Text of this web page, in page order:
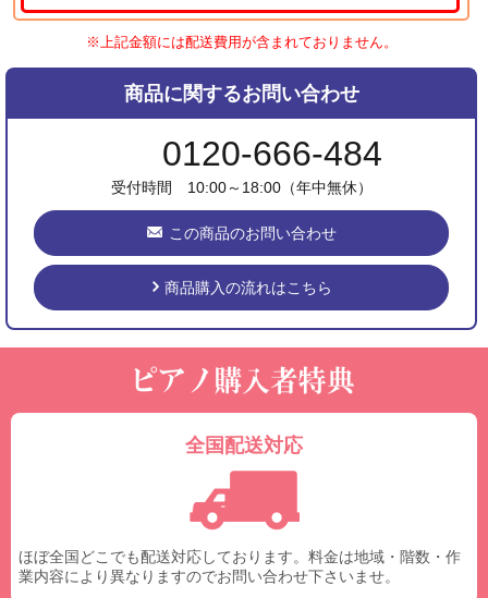
※上記金額には配送費用が含まれておりません。
商品に関するお問い合わせ
0120-666-484
受付時間 10:00～18:00（年中無休）
この商品のお問い合わせ
商品購入の流れはこちら
全国配送対応
ほぼ全国どこでも配送対応しております。料金は地域・階数・作
業内容により異なりますのでお問い合わせ下さいませ。